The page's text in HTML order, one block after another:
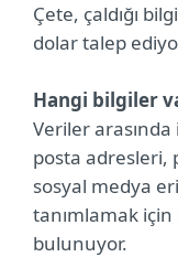
Çete, çaldığı
dolar talep
Hangi bilgiler
Veriler
posta adresleri,
sosyal medya
tanımlamak
bulunuyor.